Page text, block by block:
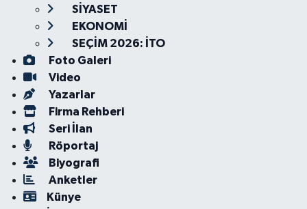
SİYASET
EKONOMİ
SEÇİM 2026: İTO
Foto Galeri
Video
Yazarlar
Firma Rehberi
Seri İlan
Röportaj
Biyografi
Anketler
Künye